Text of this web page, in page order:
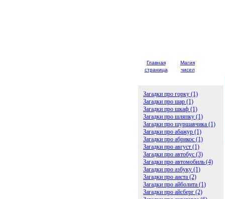
Главная
страница
Магия
чисел
Загадки про горку (1)
Загадки про шар (1)
Загадки про шкаф (1)
Загадки про шляпку (1)
Загадки про шуршавчика (1)
Загадки про абажур (1)
Загадки про абрикос (1)
Загадки про август (1)
Загадки про автобус (3)
Загадки про автомобиль (4)
Загадки про азбуку (1)
Загадки про аиста (2)
Загадки про айболита (1)
Загадки про айсберг (2)